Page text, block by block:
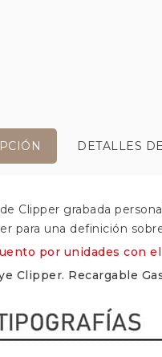
DETALLES
Clipper grabada
para una definición
por unidades con
Clipper. Recargable